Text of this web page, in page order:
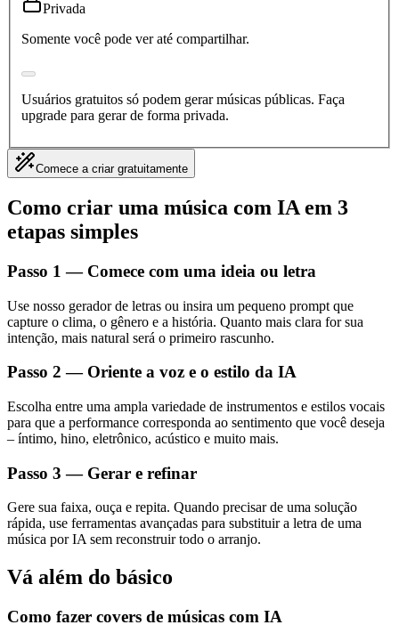
Privada
Somente você pode ver até compartilhar.
Usuários gratuitos só podem gerar músicas públicas. Faça
upgrade para gerar de forma privada.
Comece a criar gratuitamente
Como criar uma música com IA em 3
etapas simples
Passo 1 — Comece com uma ideia ou letra
Use nosso gerador de letras ou insira um pequeno prompt que
capture o clima, o gênero e a história. Quanto mais clara for sua
intenção, mais natural será o primeiro rascunho.
Passo 2 — Oriente a voz e o estilo da IA
Escolha entre uma ampla variedade de instrumentos e estilos vocais
para que a performance corresponda ao sentimento que você deseja
– íntimo, hino, eletrônico, acústico e muito mais.
Passo 3 — Gerar e refinar
Gere sua faixa, ouça e repita. Quando precisar de uma solução
rápida, use ferramentas avançadas para substituir a letra de uma
música por IA sem reconstruir todo o arranjo.
Vá além do básico
Como fazer covers de músicas com IA